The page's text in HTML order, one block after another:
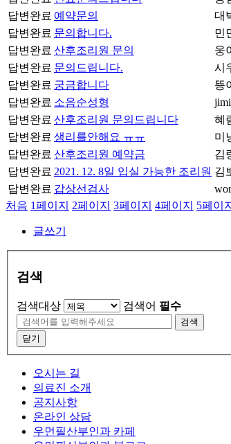
답변완료 예약문의 대
답변완료 문의합니다. 민
답변완료 산후조리원 문의 웅이
답변완료 문의드립니다. 시
답변완료 궁금합니다 뜽이
답변완료 소음순성형
답변완료 산후조리원 문의드립니다 혜
답변완료 생리를안해요 ㅠㅠ 미
답변완료 산후조리원 예약금 김
답변완료 2021. 12. 8일 입실 가능한 조리원 김
답변완료 갑상선검사
처음 1페이지 2페이지 3페이지 4페이지 5페이지
글쓰기
검색
검색대상 검색어 필수
검색
닫기
오시는 길
의료진 소개
공지사항
온라인 상담
우먼필산부인과 카페